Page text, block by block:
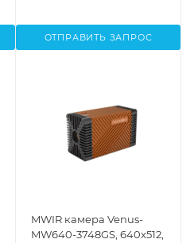
ОТПРАВИТЬ ЗАПРОС
MWIR камера Venus-
MW640-3748GS, 640x512,